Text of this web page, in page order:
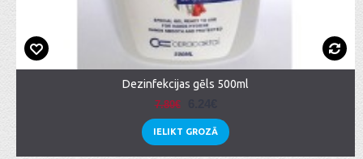
Dezinfekcijas gēls 500ml
7.80€
IELIKT GROZĀ